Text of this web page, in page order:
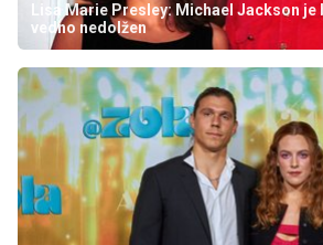
Lisa Marie Presley: Michael Jackson je
vedno nedolžen